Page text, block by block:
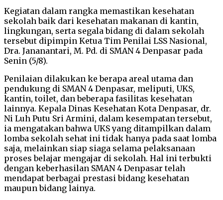
Kegiatan dalam rangka memastikan kesehatan
sekolah baik dari kesehatan makanan di kantin,
lingkungan, serta segala bidang di dalam sekolah
tersebut dipimpin Ketua Tim Penilai LSS Nasional,
Dra. Jananantari, M. Pd. di SMAN 4 Denpasar pada
Senin (5/8).
Penilaian dilakukan ke berapa areal utama dan
pendukung di SMAN 4 Denpasar, meliputi, UKS,
kantin, toilet, dan beberapa fasilitas kesehatan
lainnya. Kepala Dinas Kesehatan Kota Denpasar, dr.
Ni Luh Putu Sri Armini, dalam kesempatan tersebut,
ia mengatakan bahwa UKS yang ditampilkan dalam
lomba sekolah sehat ini tidak hanya pada saat lomba
saja, melainkan siap siaga selama pelaksanaan
proses belajar mengajar di sekolah. Hal ini terbukti
dengan keberhasilan SMAN 4 Denpasar telah
mendapat berbagai prestasi bidang kesehatan
maupun bidang lainya.